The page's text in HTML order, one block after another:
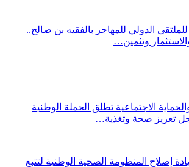
للملتقى الدولي للمهاجر بالفقيه بن صالح..
وتثمين…
الاجتماعية تطلق الحملة الوطنية
تعزيز صحة وتغذية…
إصلاح المنظومة الصحية الوطنية لتتبع